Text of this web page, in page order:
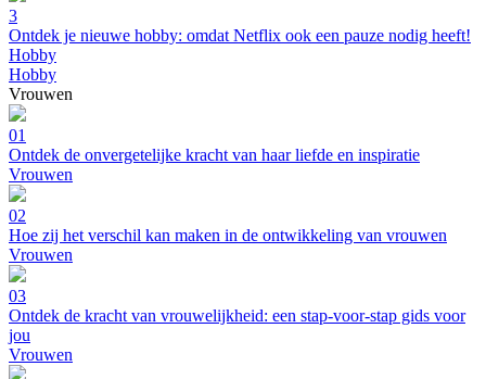
3
Ontdek je nieuwe hobby: omdat Netflix ook een pauze nodig heeft!
Hobby
Hobby
Vrouwen
01
Ontdek de onvergetelijke kracht van haar liefde en inspiratie
Vrouwen
02
Hoe zij het verschil kan maken in de ontwikkeling van vrouwen
Vrouwen
03
Ontdek de kracht van vrouwelijkheid: een stap-voor-stap gids voor
jou
Vrouwen